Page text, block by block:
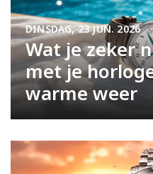
Wat je zeker
met je
warme weer
DINSDAG, 23 JUN. 2026